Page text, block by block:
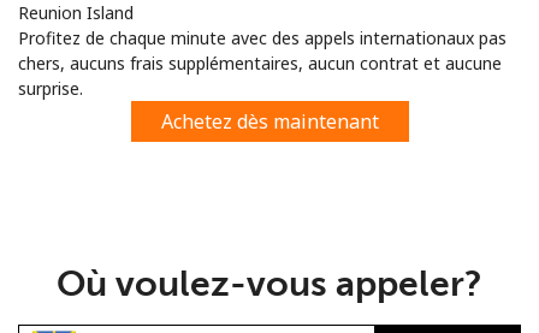
ou
Reunion Island
Profitez de chaque minute avec des appels internationaux pas
chers, aucuns frais supplémentaires, aucun contrat et aucune
surprise.
Achetez dès maintenant
Où voulez-vous appeler?